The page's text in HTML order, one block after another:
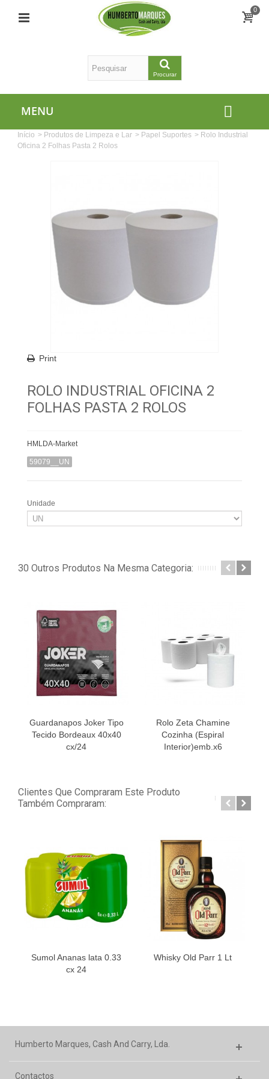
0
Procurar
MENU
Início > Produtos de Limpeza e Lar > Papel Suportes > Rolo Industrial
Oficina 2 Folhas Pasta 2 Rolos
Print
ROLO INDUSTRIAL OFICINA 2
FOLHAS PASTA 2 ROLOS
HMLDA-Market
59079__UN
Unidade
30 Outros Produtos Na Mesma Categoria:
Guardanapos Joker Tipo
Tecido Bordeaux 40x40
cx/24
Rolo Zeta Chamine
Cozinha (Espiral
Interior)emb.x6
Clientes Que Compraram Este Produto
Também Compraram:
Sumol Ananas lata 0.33
cx 24
Whisky Old Parr 1 Lt
Humberto Marques, Cash And Carry, Lda.
Contactos